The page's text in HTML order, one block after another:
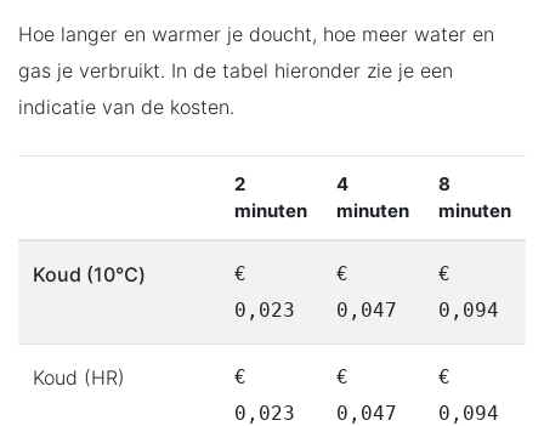
Hoe langer en warmer je doucht, hoe meer water en
gas je verbruikt. In de tabel hieronder zie je een
indicatie van de kosten.
2
minuten
4
minuten
8
minuten
Koud (10℃)
€
0,023
€
0,047
€
0,094
Koud (HR)
€
0,023
€
0,047
€
0,094